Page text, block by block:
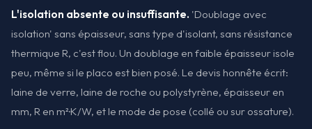
L'isolation absente ou insuffisante. 'Doublage avec
isolation' sans épaisseur, sans type d'isolant, sans résistance
thermique R, c'est flou. Un doublage en faible épaisseur isole
peu, même si le placo est bien posé. Le devis honnête écrit:
laine de verre, laine de roche ou polystyrène, épaisseur en
mm, R en m²·K/W, et le mode de pose (collé ou sur ossature).